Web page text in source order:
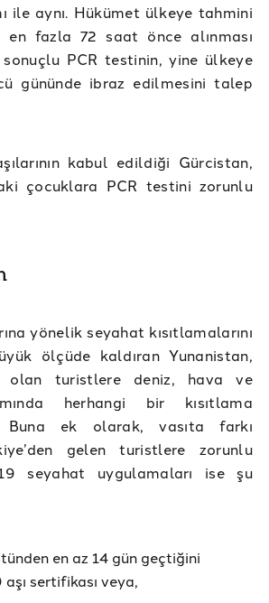
ile aynı. Hükümet ülkeye tahmini
en fazla 72 saat önce alınması
PCR testinin, yine ülkeye
gününde ibraz edilmesini talep
kabul edildiği Gürcistan,
çocuklara PCR testini zorunlu
yönelik seyahat kısıtlamalarını
ölçüde kaldıran Yunanistan,
olan turistlere deniz, hava ve
herhangi bir kısıtlama
Buna ek olarak, vasıta farkı
gelen turistlere zorunlu
19 seyahat uygulamaları ise şu
en az 14 gün geçtiğini
sertifikası veya,